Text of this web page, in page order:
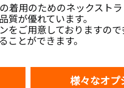
用のためのネックストラ
が優れています。
をご用意しておりますので
とができます。
様々なオプ